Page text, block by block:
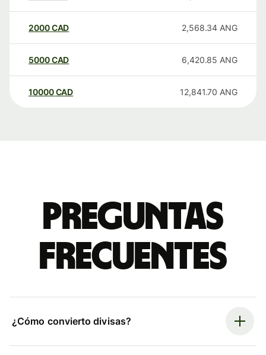
2000CAD 2,568.34 ANG
5000CAD 6,420.85 ANG
10000 CAD 12,841.70 ANG
Preguntas
frecuentes
¿Cómo convierto divisas?